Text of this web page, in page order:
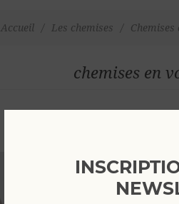
Accueil / Les chemises / Chemises
chemises en